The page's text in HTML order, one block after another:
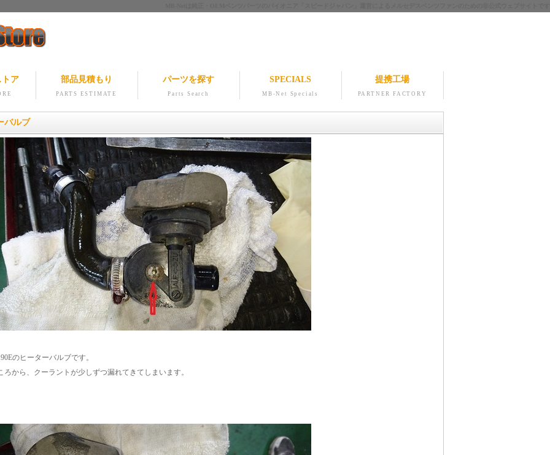
トア 部品見積もり
PARTS ESTIMATE
パーツを探す
Parts Search
SPECIALS
MB-Net Specials
提携工場
PARTNER FACTORY
バルブ
のヒーターバルブです。
ろから、クーラントが少しずつ漏れてきてしまいます。